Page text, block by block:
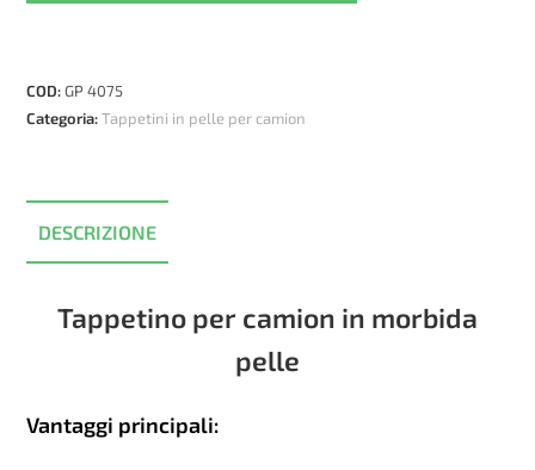
viteze
manuală
COD:GP 4075
Categoria:Tappetini in pelle per camion
DESCRIZIONE
Tappetino per camion in morbida
pelle
Vantaggi principali: